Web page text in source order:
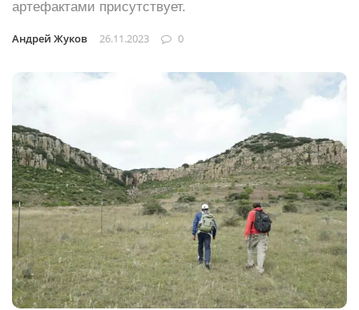
артефактами присутствует.
Андрей Жуков 26.11.2023 0